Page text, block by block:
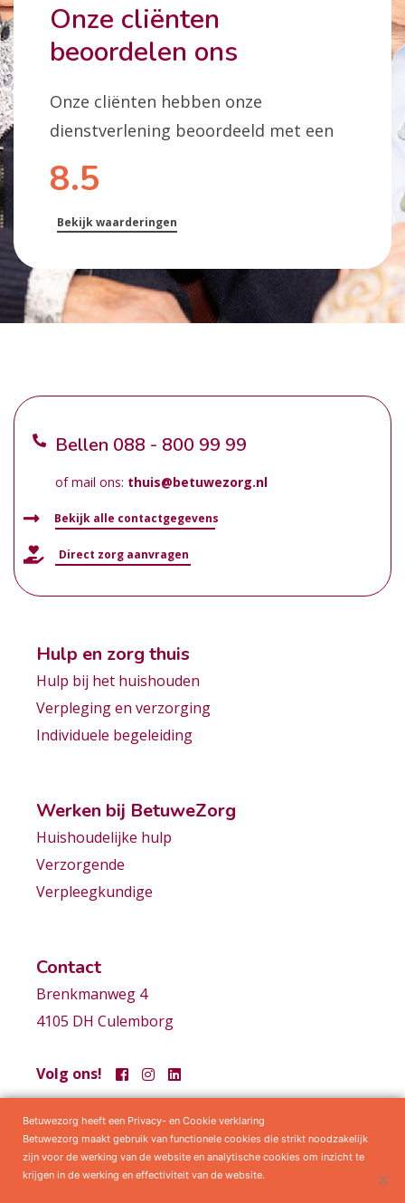
Onze cliënten
beoordelen ons
Onze cliënten hebben onze
dienstverlening beoordeeld met een
8.5
Bekijk waarderingen
Bellen 088 - 800 99 99
of mail ons: thuis@betuwezorg.nl
Bekijk alle contactgegevens
Direct zorg aanvragen
Hulp en zorg thuis
Hulp bij het huishouden
Verpleging en verzorging
Individuele begeleiding
Werken bij BetuweZorg
Huishoudelijke hulp
Verzorgende
Verpleegkundige
Contact
Brenkmanweg 4
4105 DH Culemborg
Volg ons!
Samenwerkingen Privacy statement Algemene voorwaarden
Betuwezorg heeft een Privacy- en Cookie verklaring
Betuwezorg maakt gebruik van functionele cookies die strikt noodzakelijk
zijn voor de werking van de website en analytische cookies om inzicht te
krijgen in de werking en effectiviteit van de website.